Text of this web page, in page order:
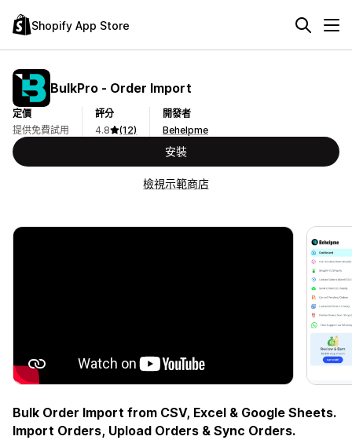
Shopify App Store
BulkPro ‑ Order Import
定價
提供免費試用
評分
4.8
(12)
開發者
Behelpme
安裝
檢視示範商店
Bulk Order Import from CSV, Excel & Google Sheets.
Import Orders, Upload Orders & Sync Orders.